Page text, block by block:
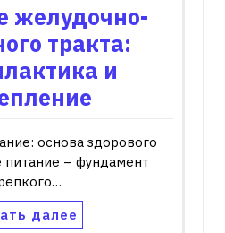
желудочно-
тракта:
и
основа здорового
– фундамент
далее